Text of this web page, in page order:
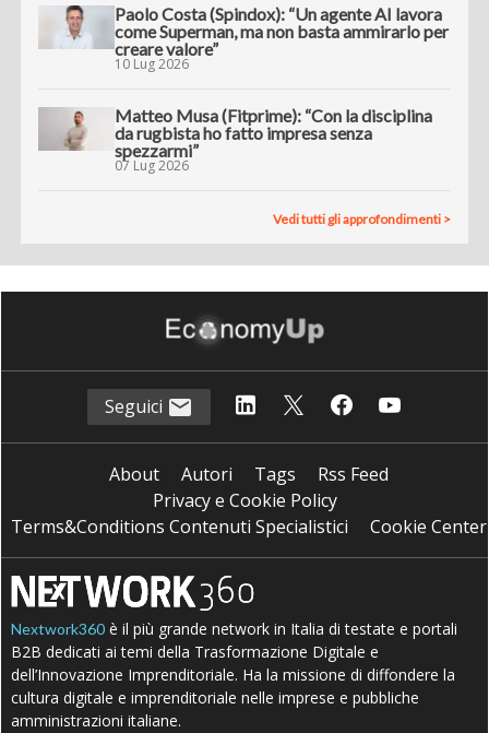
Paolo Costa (Spindox): “Un agente AI lavora
come Superman, ma non basta ammirarlo per
creare valore”
10 Lug 2026
Matteo Musa (Fitprime): “Con la disciplina
da rugbista ho fatto impresa senza
spezzarmi”
07 Lug 2026
Vedi tutti gli approfondimenti >
Seguici
About Autori Tags
Rss Feed
Privacy e Cookie Policy
Terms&Conditions Contenuti Specialistici
Cookie Center
Nextwork360 è il più grande network in Italia di testate e portali
B2B dedicati ai temi della Trasformazione Digitale e
dell’Innovazione Imprenditoriale. Ha la missione di diffondere la
cultura digitale e imprenditoriale nelle imprese e pubbliche
amministrazioni italiane.